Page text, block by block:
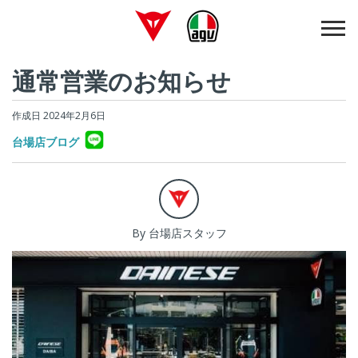
通常営業のお知らせ
作成日 2024年2月6日
台場店ブログ
By 台場店スタッフ